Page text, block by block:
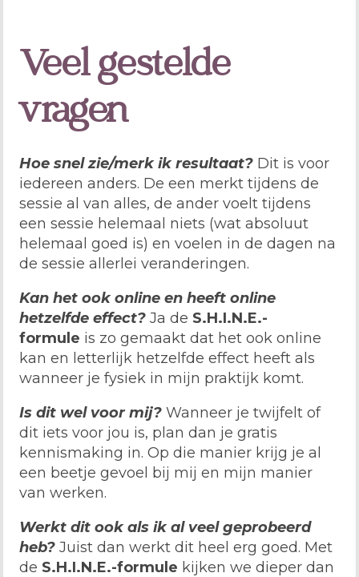
Veel gestelde
vragen
Hoe snel zie/merk ik resultaat? Dit is voor
iedereen anders. De een merkt tijdens de
sessie al van alles, de ander voelt tijdens
een sessie helemaal niets (wat absoluut
helemaal goed is) en voelen in de dagen na
de sessie allerlei veranderingen.
Kan het ook online en heeft online
hetzelfde effect? Ja de S.H.I.N.E.-
formule is zo gemaakt dat het ook online
kan en letterlijk hetzelfde effect heeft als
wanneer je fysiek in mijn praktijk komt.
Is dit wel voor mij? Wanneer je twijfelt of
dit iets voor jou is, plan dan je gratis
kennismaking in. Op die manier krijg je al
een beetje gevoel bij mij en mijn manier
van werken.
Werkt dit ook als ik al veel geprobeerd
heb? Juist dan werkt dit heel erg goed. Met
de S.H.I.N.E.-formule kijken we dieper dan